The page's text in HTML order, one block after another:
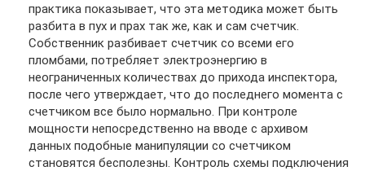
практика показывает, что эта методика может быть
разбита в пух и прах так же, как и сам счетчик.
Собственник разбивает счетчик со всеми его
пломбами, потребляет электроэнергию в
неограниченных количествах до прихода инспектора,
после чего утверждает, что до последнего момента с
счетчиком все было нормально. При контроле
мощности непосредственно на вводе с архивом
данных подобные манипуляции со счетчиком
становятся бесполезны. Контроль схемы подключения